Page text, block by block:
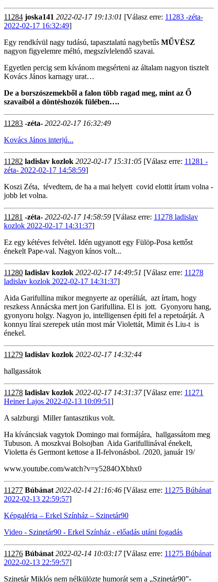
11284 joska141 2022-02-17 19:13:01 [Válasz erre: 11283 -zéta-
2022-02-17 16:32:49]
Egy rendkívül nagy tudású, tapasztalatú nagybetűs MŰVÉSZ
nagyon figyelemre méltó, megszívlelendő szavai.
Egyetlen percig sem kívánom megsérteni az általam nagyon tisztelt
Kovács János karnagy urat…
De a borszószemekből a falon több ragad meg, mint az Ő
szavaiból a döntéshozók fülében….
11283 -zéta- 2022-02-17 16:32:49
Kovács János interjú...
11282 ladislav kozlok 2022-02-17 15:31:05 [Válasz erre: 11281 -
zéta- 2022-02-17 14:58:59]
Koszi Zéta, tévedtem, de ha a mai helyett covid elottit írtam volna -
jobb let volna.
11281 -zéta- 2022-02-17 14:58:59 [Válasz erre: 11278 ladislav
kozlok 2022-02-17 14:31:37]
Ez egy kétéves felvétel. Idén ugyanott egy Fülöp-Posa kettőst
énekelt Pape-val. Nagyon kínos volt...
11280 ladislav kozlok 2022-02-17 14:49:51 [Válasz erre: 11278
ladislav kozlok 2022-02-17 14:31:37]
Aida Garifullina mikor megnyerte az operáliát, azt írtam, hogy
reszkess Annácska mert jon Garifullina. El is jott. Gyonyoru hang,
gyonyoru holgy. Nagyon jo, intelligensen épiti fel a repetoárját. A
konnyu lírai szerepek után most már Violettát, Mimit és Liu-t is
énekel.
11279 ladislav kozlok 2022-02-17 14:32:44
hallgassátok
11278 ladislav kozlok 2022-02-17 14:31:37[Válasz erre: 11271
Heiner Lajos 2022-02-13 10:09:51]
A salzburgi Miller fantasztikus volt.
Ha kíváncsiak vagytok Domingo mai formájára, hallgassátom meg
Tubuson. A moszkvai Bolsojban Aida Garifullinával énekelt,
Violetta és Germont kettose a II-felvonásbol. /2020, január 19/
www.youtube.com/watch?v=y5284OXbhx0
11277 Búbánat 2022-02-14 21:16:46 [Válasz erre: 11275 Búbánat
2022-02-13 22:59:57]
Képgaléria – Erkel Színház – Szinetár90
Video - Szinetár90 - Erkel Színház - előadás utáni fogadás
11276 Búbánat 2022-02-14 10:03:17[Válasz erre: 11275 Búbánat
2022-02-13 22:59:57]
Szinetár Miklós nem nélkülözte humorát sem a „Szinetár90”-